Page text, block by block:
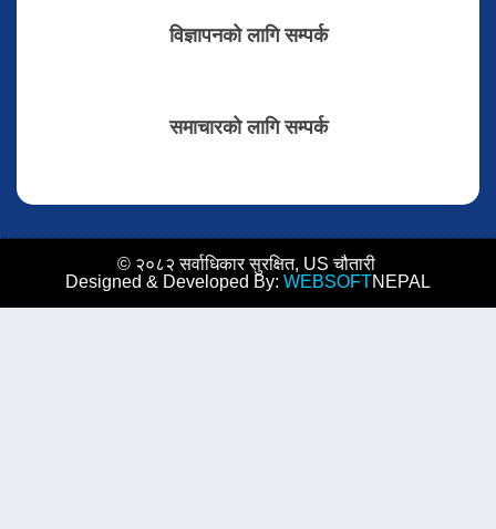
विज्ञापनको लागि सम्पर्क
समाचारको लागि सम्पर्क
© २०८२ सर्वाधिकार सुरक्षित, US चौतारी
Designed & Developed By: WEBSOFTNEPAL